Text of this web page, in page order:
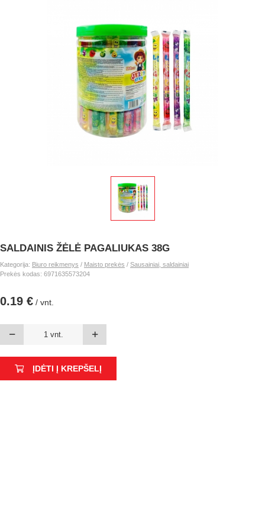
SALDAINIS ŽĖLĖ PAGALIUKAS 38G
Kategorija: Biuro reikmenys / Maisto prekės / Sausainiai, saldainiai
Prekės kodas: 6971635573204
0.19 € / vnt.
ĮDĖTI Į KREPŠELĮ